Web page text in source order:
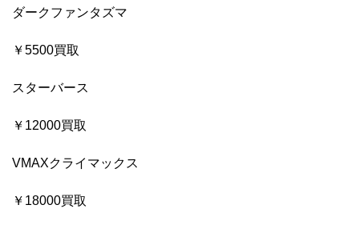
ダークファンタズマ
￥5500買取
スターバース
￥12000買取
VMAXクライマックス
￥18000買取